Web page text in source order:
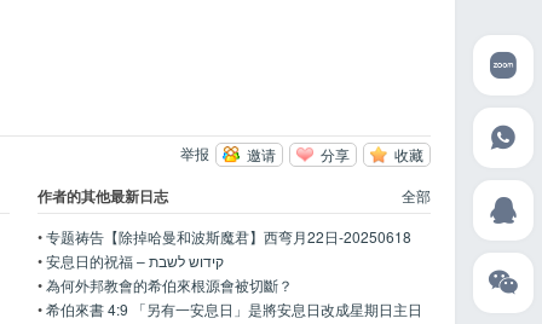
收藏
分享
邀请
举报
全部
作者的其他最新日志
•专题祷告【除掉哈曼和波斯魔君】西弯月22日-20250618
•
安息日的祝福 – קידוש לשבת
•為何外邦教會的希伯來根源會被切斷？
•希伯來書 4:9 「另有一安息日」是將安息日改成星期日主日